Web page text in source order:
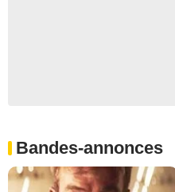
Bandes-annonces